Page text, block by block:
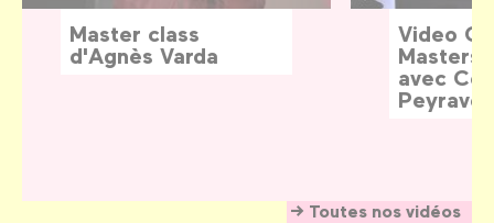
Toutes nos vidéos
Master class
d'Agnès Varda
Video
avec